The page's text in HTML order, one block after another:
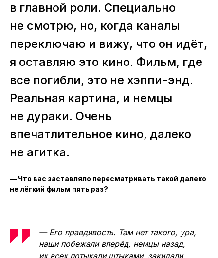
в главной роли. Специально
не смотрю, но, когда каналы
переключаю и вижу, что он идёт,
я оставляю это кино. Фильм, где
все погибли, это не хэппи-энд.
Реальная картина, и немцы
не дураки. Очень
впечатлительное кино, далеко
не агитка.
— Что вас заставляло пересматривать такой далеко
не лёгкий фильм пять раз?
— Его правдивость. Там нет такого, ура,
наши побежали вперёд, немцы назад,
их всех потыкали штыками, закидали